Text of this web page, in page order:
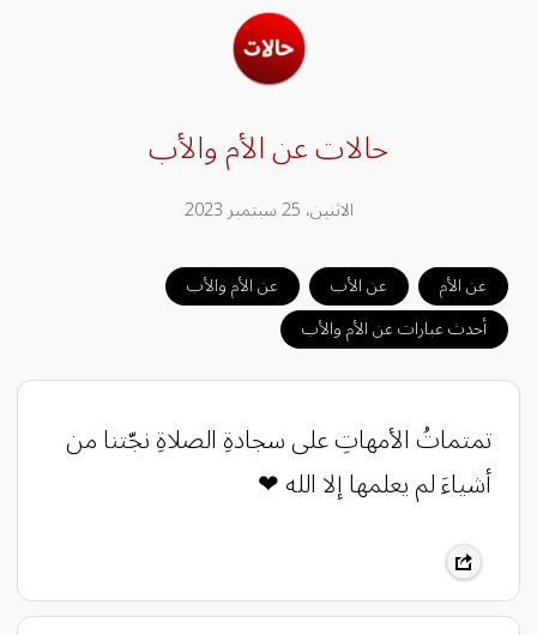
حالات عن الأم والأب
الاثنين، 25 سبتمبر 2023
عن الأم عن الأب
عن الأم والأب
أحدث عبارات عن الأم والأب
‏‎تمتماتُ الأمهاتِ على سجادةِ الصلاةِ نجّتنا من
أشياءَ لم يعلمها إلا الله ❤